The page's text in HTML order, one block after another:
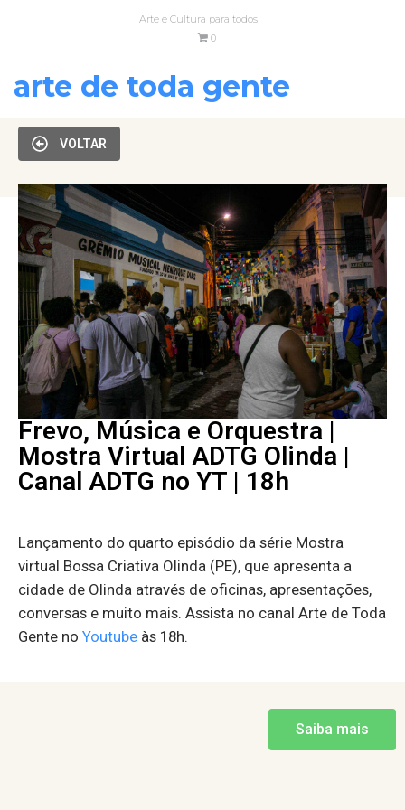
Arte e Cultura para todos
0
arte de toda gente
VOLTAR
Frevo, Música e Orquestra |
Mostra Virtual ADTG Olinda |
Canal ADTG no YT | 18h
Lançamento do quarto episódio da série Mostra
virtual Bossa Criativa Olinda (PE), que apresenta a
cidade de Olinda através de oficinas, apresentações,
conversas e muito mais. Assista no canal Arte de Toda
Gente no Youtube às 18h.
Saiba mais